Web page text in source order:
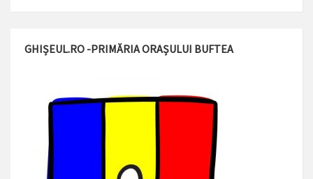
GHIȘEUL.RO -PRIMĂRIA ORAȘULUI BUFTEA